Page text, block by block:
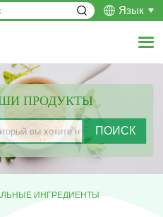
Язык
ПРОДУКТЫ
ИНГРЕДИЕНТЫ